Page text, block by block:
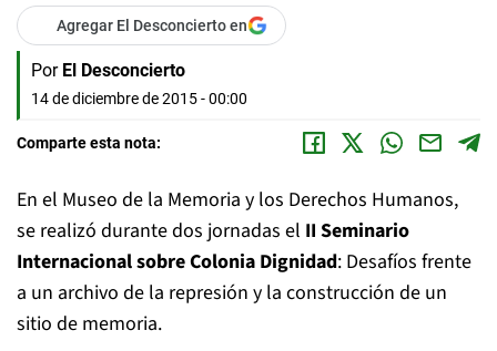
Agregar El Desconcierto en
Por El Desconcierto
14 de diciembre de 2015 - 00:00
Comparte esta nota:
En el Museo de la Memoria y los Derechos Humanos,
se realizó durante dos jornadas el II Seminario
Internacional sobre Colonia Dignidad: Desafíos frente
a un archivo de la represión y la construcción de un
sitio de memoria.